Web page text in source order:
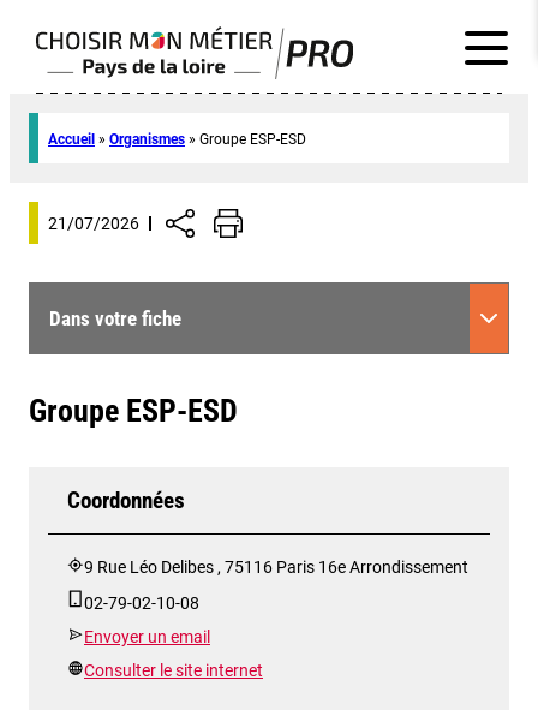
Accueil » Organismes » Groupe ESP-ESD
21/07/2026
Dans votre fiche
Groupe ESP-ESD
Coordonnées
9 Rue Léo Delibes , 75116 Paris 16e Arrondissement
02-79-02-10-08
Envoyer un email
Consulter le site internet